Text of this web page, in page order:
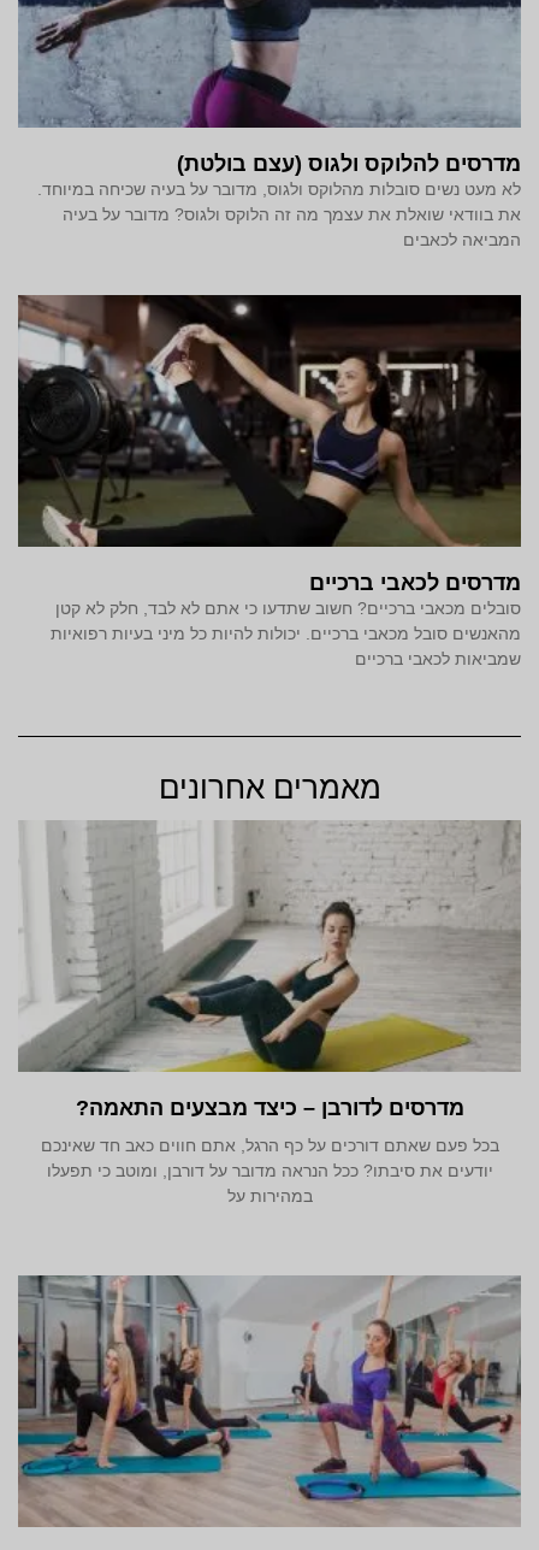
מדרסים להלוקס ולגוס (עצם בולטת)
לא מעט נשים סובלות מהלוקס ולגוס, מדובר על בעיה שכיחה במיוחד.
את בוודאי שואלת את עצמך מה זה הלוקס ולגוס? מדובר על בעיה
המביאה לכאבים
מדרסים לכאבי ברכיים
סובלים מכאבי ברכיים? חשוב שתדעו כי אתם לא לבד, חלק לא קטן
מהאנשים סובל מכאבי ברכיים. יכולות להיות כל מיני בעיות רפואיות
שמביאות לכאבי ברכיים
מאמרים אחרונים
מדרסים לדורבן – כיצד מבצעים התאמה?
בכל פעם שאתם דורכים על כף הרגל, אתם חווים כאב חד שאינכם
יודעים את סיבתו? ככל הנראה מדובר על דורבן, ומוטב כי תפעלו
במהירות על